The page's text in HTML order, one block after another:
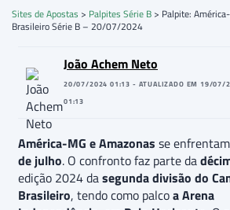
Sites de Apostas > Palpites Série B > Palpite:
Brasileiro Série B – 20/07/2024
João Achem Neto
20/07/2024 01:13 - ATUALIZADO EM 19/07/
01:13
América-MG e Amazonas se
de julho. O confronto faz parte da
edição 2024 dasegunda divisão do
Brasileiro, tendo como palcoa Arena